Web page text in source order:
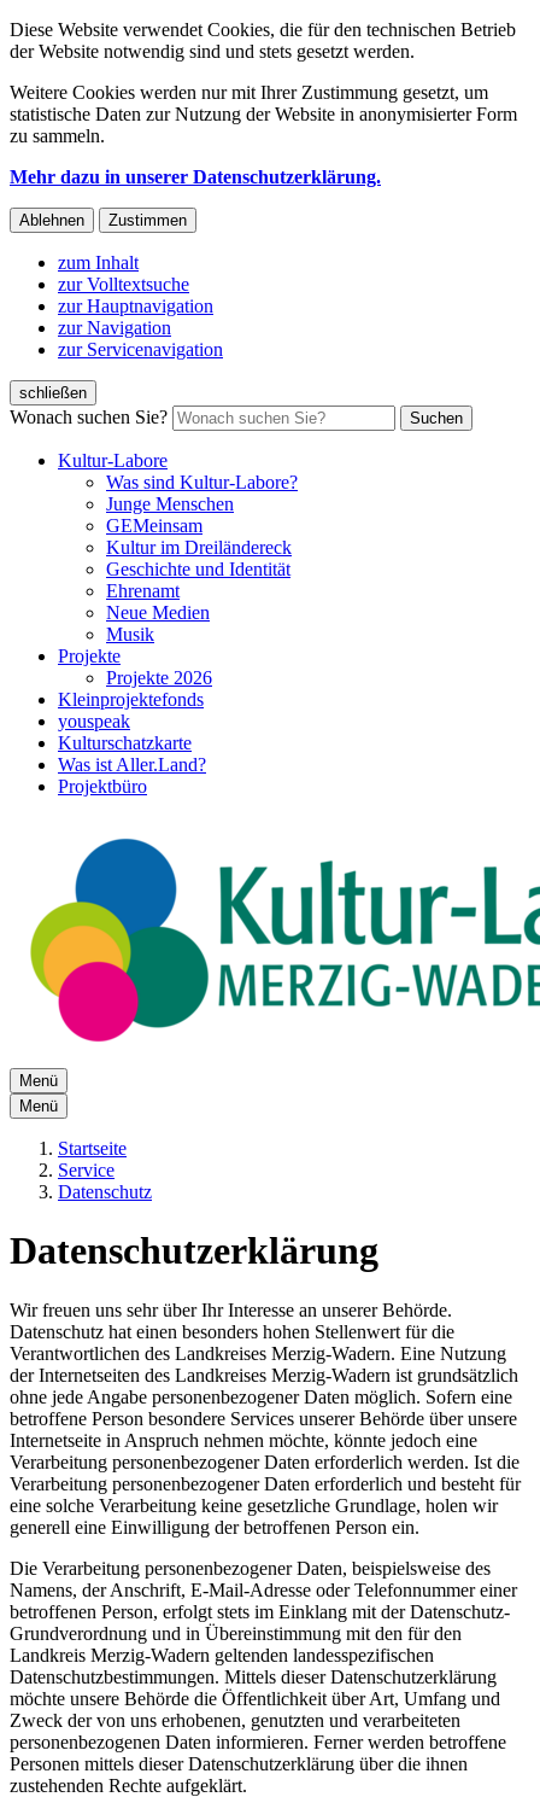
Diese Website verwendet Cookies, die für den technischen Betrieb
der Website notwendig sind und stets gesetzt werden.
Weitere Cookies werden nur mit Ihrer Zustimmung gesetzt, um
statistische Daten zur Nutzung der Website in anonymisierter Form
zu sammeln.
Mehr dazu in unserer Datenschutzerklärung.
Ablehnen Zustimmen
zum Inhalt
zur Volltextsuche
zur Hauptnavigation
zur Navigation
zur Servicenavigation
schließen
Wonach suchen Sie? Suchen
Kultur-Labore
Was sind Kultur-Labore?
Junge Menschen
GEMeinsam
Kultur im Dreiländereck
Geschichte und Identität
Ehrenamt
Neue Medien
Musik
Projekte
Projekte 2026
Kleinprojektefonds
youspeak
Kulturschatzkarte
Was ist Aller.Land?
Projektbüro
Menü
Menü
Startseite
Service
Datenschutz
Datenschutzerklärung
Wir freuen uns sehr über Ihr Interesse an unserer Behörde.
Datenschutz hat einen besonders hohen Stellenwert für die
Verantwortlichen des Landkreises Merzig-Wadern. Eine Nutzung
der Internetseiten des Landkreises Merzig-Wadern ist grundsätzlich
ohne jede Angabe personenbezogener Daten möglich. Sofern eine
betroffene Person besondere Services unserer Behörde über unsere
Internetseite in Anspruch nehmen möchte, könnte jedoch eine
Verarbeitung personenbezogener Daten erforderlich werden. Ist die
Verarbeitung personenbezogener Daten erforderlich und besteht für
eine solche Verarbeitung keine gesetzliche Grundlage, holen wir
generell eine Einwilligung der betroffenen Person ein.
Die Verarbeitung personenbezogener Daten, beispielsweise des
Namens, der Anschrift, E-Mail-Adresse oder Telefonnummer einer
betroffenen Person, erfolgt stets im Einklang mit der Datenschutz-
Grundverordnung und in Übereinstimmung mit den für den
Landkreis Merzig-Wadern geltenden landesspezifischen
Datenschutzbestimmungen. Mittels dieser Datenschutzerklärung
möchte unsere Behörde die Öffentlichkeit über Art, Umfang und
Zweck der von uns erhobenen, genutzten und verarbeiteten
personenbezogenen Daten informieren. Ferner werden betroffene
Personen mittels dieser Datenschutzerklärung über die ihnen
zustehenden Rechte aufgeklärt.